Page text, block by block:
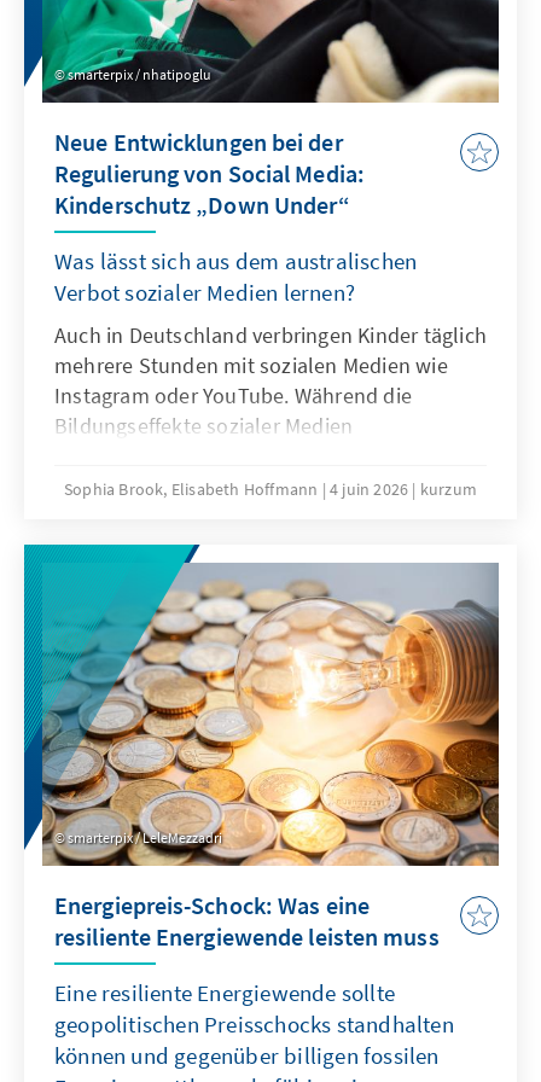
smarterpix / nhatipoglu
Neue Entwicklungen bei der
Regulierung von Social Media:
Kinderschutz „Down Under“
Was lässt sich aus dem australischen
Verbot sozialer Medien lernen?
Auch in Deutschland verbringen Kinder täglich
mehrere Stunden mit sozialen Medien wie
Instagram oder YouTube. Während die
Bildungseffekte sozialer Medien
für Suchtgefahr und weitere problematische
Ist das australische Verbot von Social Media
eine Antwort auf diese Herausforderung?
Sophia Brook, Elisabeth Hoffmann 4 juin 2026 kurzum
smarterpix / LeleMezzadri
Energiepreis-Schock: Was eine
resiliente Energiewende leisten muss
Eine resiliente Energiewende sollte
geopolitischen Preisschocks standhalten
können und gegenüber billigen fossilen